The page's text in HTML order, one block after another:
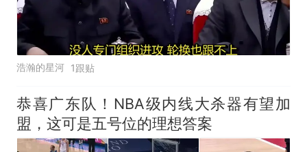
浩瀚的星河 1跟贴
恭喜广东队！NBA级内线大杀器有望加
盟，这可是五号位的理想答案